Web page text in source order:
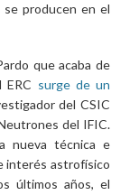
producen en el
que acaba de
ERC surge de un
del CSIC
del IFIC.
nueva técnica e
interés astrofísico
últimos años, el